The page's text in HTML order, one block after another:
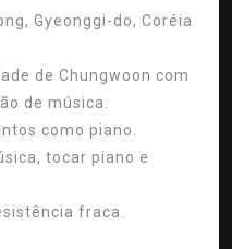
Gyeonggi-do, Coréia
de Chungwoon com
de música.
como piano.
tocar piano e
fraca.